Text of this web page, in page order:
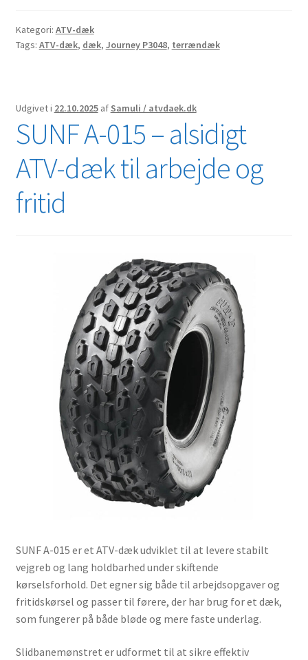
o
o
k
e
r
A
p
p
Kategori: ATV-dæk
Tags: ATV-dæk, dæk, Journey P3048, terrændæk
Udgivet i 22.10.2025 af Samuli / atvdaek.dk
SUNF A-015 – alsidigt
ATV-dæk til arbejde og
fritid
SUNF A-015 er et ATV-dæk udviklet til at levere stabilt
vejgreb og lang holdbarhed under skiftende
kørselsforhold. Det egner sig både til arbejdsopgaver og
fritidskørsel og passer til førere, der har brug for et dæk,
som fungerer på både bløde og mere faste underlag.
Slidbanemønstret er udformet til at sikre effektiv